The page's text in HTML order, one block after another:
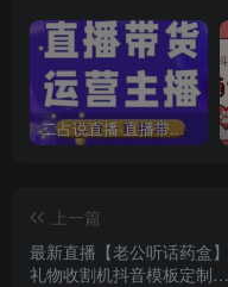
二占说直播·直播带货主播运营课程，主播运营二合一实操课
上一篇
最新直播【老公听话药盒】
礼物收割机抖音模板定制类